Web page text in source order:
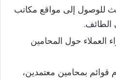
للوصول إلى مواقع مكاتب
الطائف.
العملاء حول المحامين
بمحامين معتمدين،